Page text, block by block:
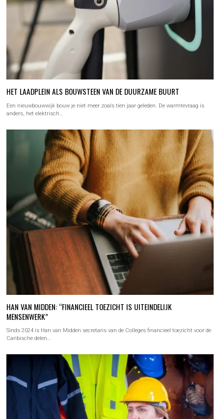
HET LAADPLEIN ALS BOUWSTEEN VAN DE DUURZAME BUURT
Een nieuwbouwwijk bouw je niet meer zoals tien jaar geleden. De warmtevraag is
anders, het elektrisch…
HAN VAN MIDDEN: “FINANCIEEL TOEZICHT IS UITEINDELIJK
MENSENWERK”
Sinds 2024 is Han van Midden secretaris van de Colleges financieel toezicht voor de
Caribische delen…